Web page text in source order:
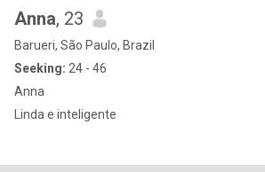
Anna, 23
Barueri, São Paulo, Brazil
Seeking: 24 - 46
Anna
Linda e inteligente